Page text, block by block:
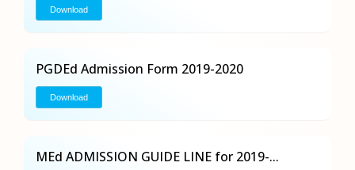
Download
PGDEd Admission Form 2019-2020
Download
MEd ADMISSION GUIDE LINE for 2019-...